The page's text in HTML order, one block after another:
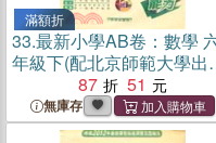
滿額折
33.最新小學AB卷：數學
年級下(配北京師範大學出
社實驗教科書)（簡體書）
87 51
無庫存